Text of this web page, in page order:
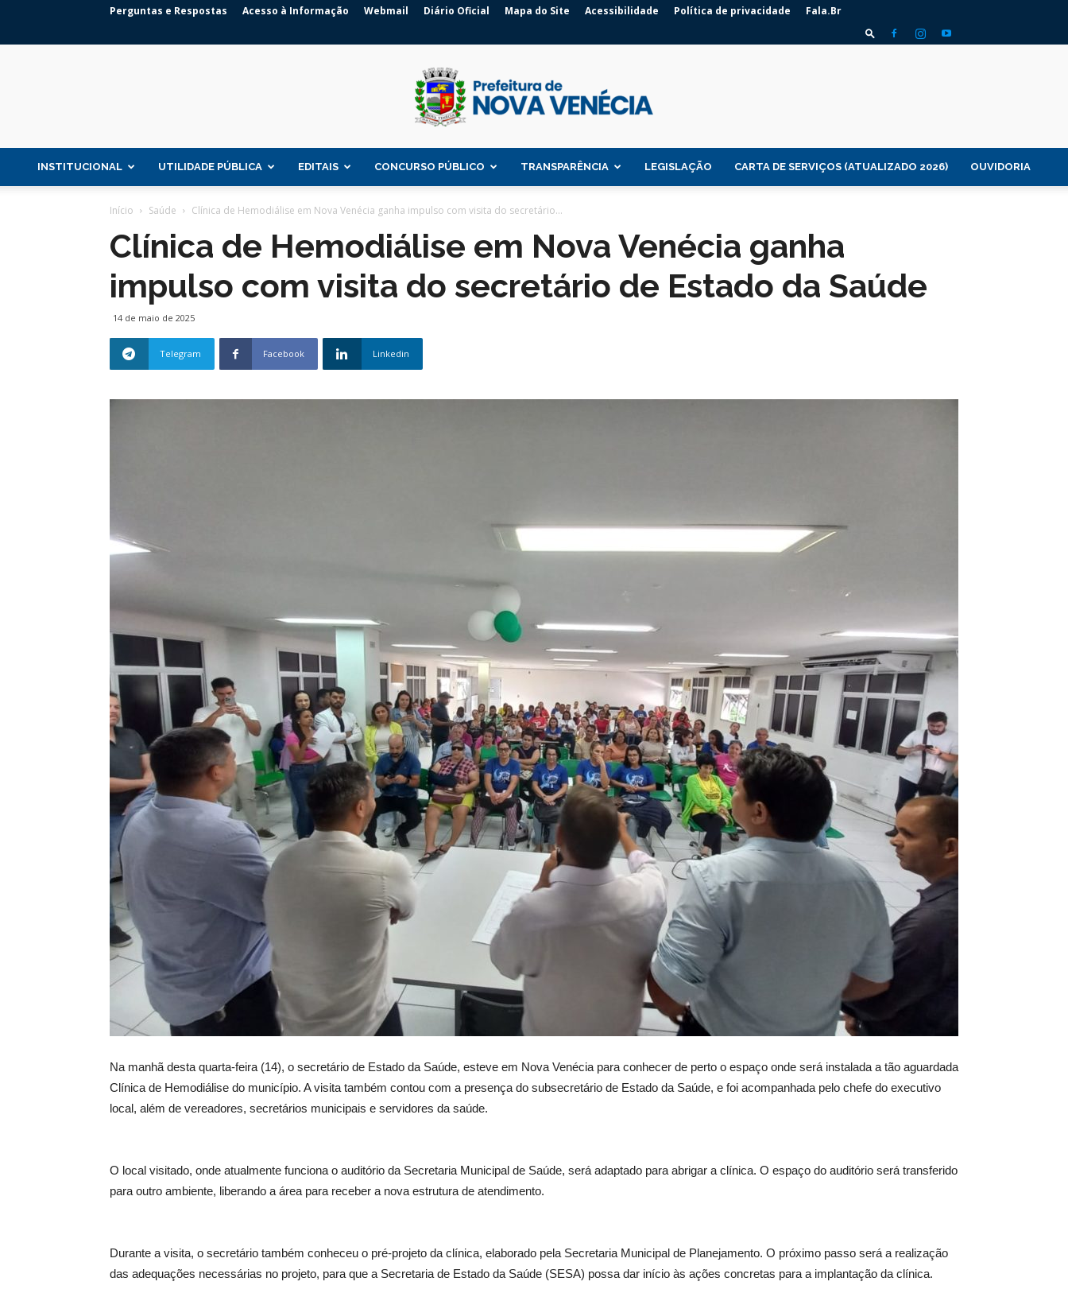
Perguntas e Respostas Acesso à Informação Webmail Diário Oficial Mapa do Site Acessibilidade Política de privacidade Fala.Br
de
INSTITUCIONAL UTILIDADE PÚBLICA EDITAIS CONCURSO PÚBLICO TRANSPARÊNCIA LEGISLAÇÃO CARTA DE SERVIÇOS (ATUALIZADO 2026) OUVIDORIA
Início Saúde Clínica de Hemodiálise em Nova Venécia ganha impulso com visita do secretário...
Clínica de Hemodiálise em Nova Venécia ganha
impulso com visita do secretário de Estado da Saúde
14 de maio de 2025
Telegram Facebook Linkedin
Na manhã desta quarta-feira (14), o secretário de Estado da Saúde, esteve em Nova Venécia para conhecer de perto o espaço onde será instalada a tão aguardada
Clínica de Hemodiálise do município. A visita também contou com a presença do subsecretário de Estado da Saúde, e foi acompanhada pelo chefe do executivo
local, além de vereadores, secretários municipais e servidores da saúde.
O local visitado, onde atualmente funciona o auditório da Secretaria Municipal de Saúde, será adaptado para abrigar a clínica. O espaço do auditório será transferido
para outro ambiente, liberando a área para receber a nova estrutura de atendimento.
Durante a visita, o secretário também conheceu o pré-projeto da clínica, elaborado pela Secretaria Municipal de Planejamento. O próximo passo será a realização
das adequações necessárias no projeto, para que a Secretaria de Estado da Saúde (SESA) possa dar início às ações concretas para a implantação da clínica.